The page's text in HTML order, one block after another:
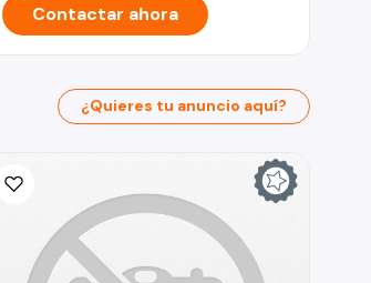
Contactar ahora
¿Quieres tu anuncio aquí?